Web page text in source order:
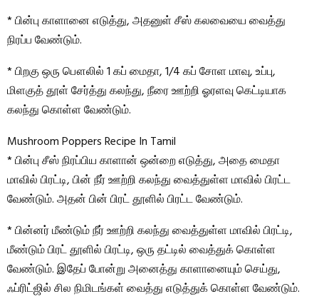
* பின்பு காளானை எடுத்து, அதனுள் சீஸ் கலவையை வைத்து
நிரப்ப வேண்டும்.
* பிறகு ஒரு பௌலில் 1 கப் மைதா, 1/4 கப் சோள மாவு, உப்பு,
மிளகுத் தூள் சேர்த்து கலந்து, நீரை ஊற்றி ஓரளவு கெட்டியாக
கலந்து கொள்ள வேண்டும்.
Mushroom Poppers Recipe In Tamil
* பின்பு சீஸ் நிரப்பிய காளான் ஒன்றை எடுத்து, அதை மைதா
மாவில் பிரட்டி, பின் நீர் ஊற்றி கலந்து வைத்துள்ள மாவில் பிரட்ட
வேண்டும். அதன் பின் பிரட் தூளில் பிரட்ட வேண்டும்.
* பின்னர் மீண்டும் நீர் ஊற்றி கலந்து வைத்துள்ள மாவில் பிரட்டி,
மீண்டும் பிரட் தூளில் பிரட்டி, ஒரு தட்டில் வைத்துக் கொள்ள
வேண்டும். இதேப் போன்று அனைத்து காளானையும் செய்து,
ஃப்ரிட்ஜில் சில நிமிடங்கள் வைத்து எடுத்துக் கொள்ள வேண்டும்.